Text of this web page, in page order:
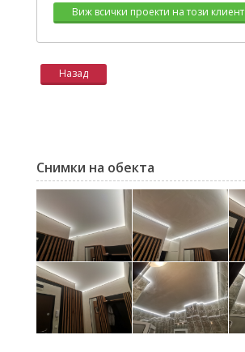
Виж всички проекти на този клиент
Назад
Снимки на обекта